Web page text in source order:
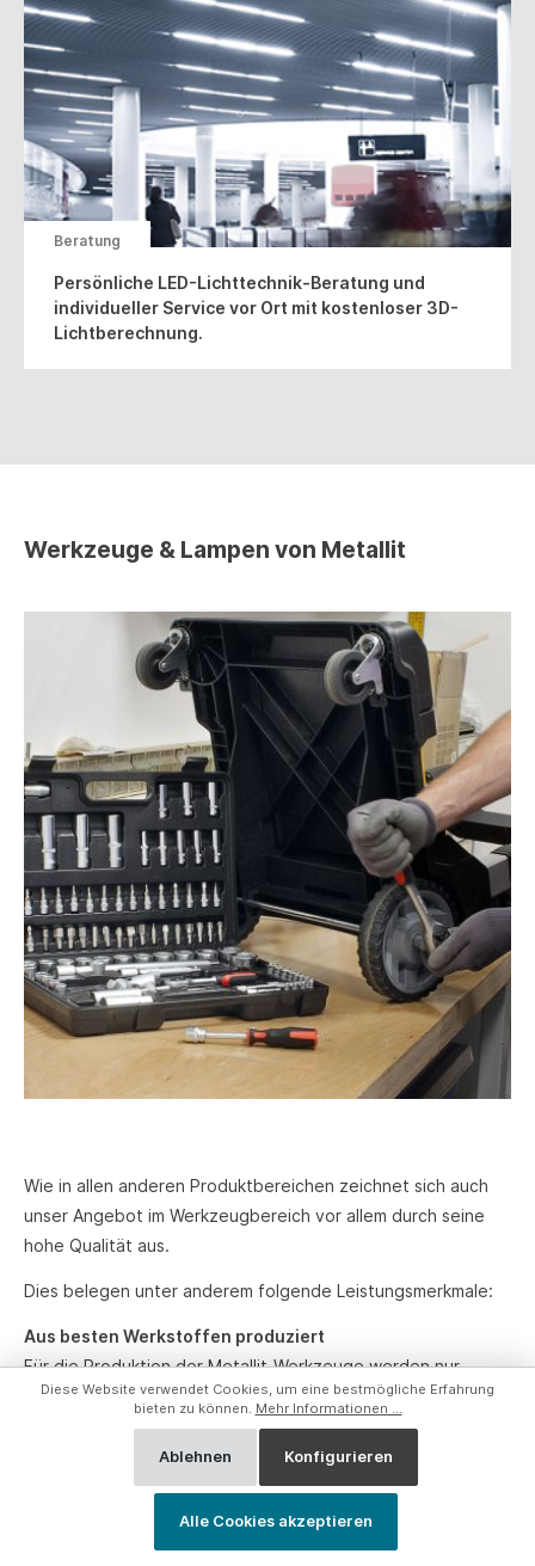
Beratung
Persönliche LED-Lichttechnik-Beratung und
individueller Service vor Ort mit kostenloser 3D-
Lichtberechnung.
Werkzeuge & Lampen von Metallit
Wie in allen anderen Produktbereichen zeichnet sich auch
unser Angebot im Werkzeugbereich vor allem durch seine
hohe Qualität aus.
Dies belegen unter anderem folgende Leistungsmerkmale:
Aus besten Werkstoffen produziert
Für die Produktion der Metallit-Werkzeuge werden nur
hochwertigste Werkstoffe verarbeitet, um die
professionellen Ansprüche unserer Kunden erfüllen zu
Geprüfte Qualität
Alle Metallit-Werkzeuge unterliegen strengsten Qualitäts-
Diese Website verwendet Cookies, um eine bestmögliche Erfahrung
bieten zu können. Mehr Informationen ...
Ablehnen Konfigurieren
Alle Cookies akzeptieren